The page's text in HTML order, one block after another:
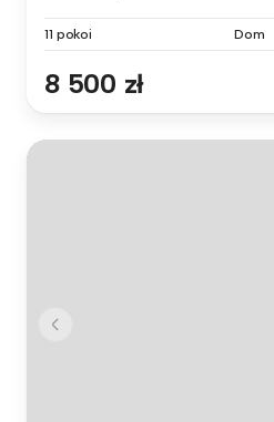
11 pokoi Dom
8 500 zł